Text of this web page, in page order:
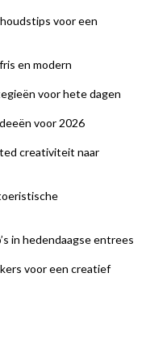
voor een
en modern
voor hete dagen
voor 2026
creativiteit naar
in hedendaagse entrees
voor een creatief